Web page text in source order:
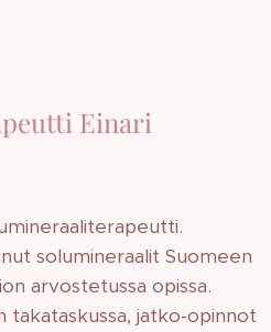
Einari
solumineraalit Suomeen
arvostetussa opissa.
takataskussa, jatko-opinnot